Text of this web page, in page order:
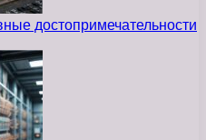
достопримечательности